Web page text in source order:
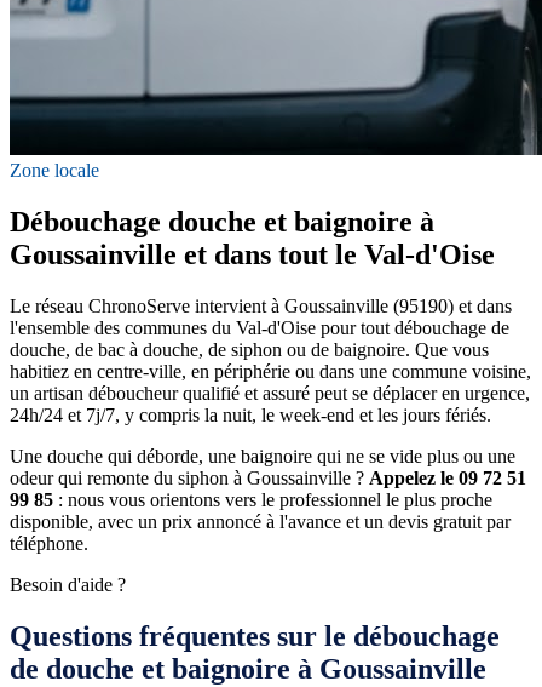
Zone locale
Débouchage douche et baignoire à
Goussainville et dans tout le Val-d'Oise
Le réseau ChronoServe intervient à Goussainville (95190) et dans
l'ensemble des communes du Val-d'Oise pour tout débouchage de
douche, de bac à douche, de siphon ou de baignoire. Que vous
habitiez en centre-ville, en périphérie ou dans une commune voisine,
un artisan déboucheur qualifié et assuré peut se déplacer en urgence,
24h/24 et 7j/7, y compris la nuit, le week-end et les jours fériés.
Une douche qui déborde, une baignoire qui ne se vide plus ou une
odeur qui remonte du siphon à Goussainville ? Appelez le 09 72 51
99 85 : nous vous orientons vers le professionnel le plus proche
disponible, avec un prix annoncé à l'avance et un devis gratuit par
téléphone.
Besoin d'aide ?
Questions fréquentes sur le débouchage
de douche et baignoire à Goussainville